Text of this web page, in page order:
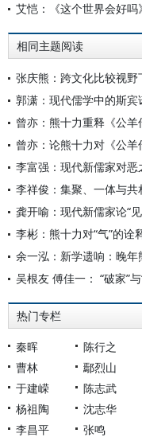
艾恺：《这个世界会好吗
相同主题阅读
张庆熊：跨文化比较视
李彬：熊十力对“气”的诠
余一泓：新学遗响：晚
吴根友 傅佳一： “破家”
热门专栏
秦晖 陈行之
曹林
鄢烈山
于建嵘
陈志武
杨祖陶
沈志华
李昌平
张鸣